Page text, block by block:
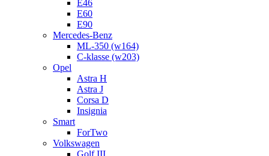
E46
E60
E90
Mercedes-Benz
ML-350 (w164)
C-klasse (w203)
Opel
Astra H
Astra J
Corsa D
Insignia
Smart
ForTwo
Volkswagen
Golf III